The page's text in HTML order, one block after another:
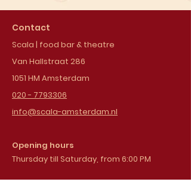
Contact
Scala | food bar & theatre
Van Hallstraat 286
1051 HM Amsterdam
020 - 7793306
info@scala-amsterdam.nl
Opening hours
Thursday till Saturday, from 6:00 PM